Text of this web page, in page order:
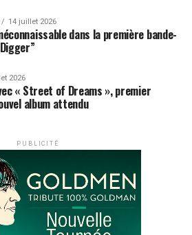
14 juillet 2026
dans la première bande-
2026
« Street of Dreams », premier
album attendu
PUBLICITÉ